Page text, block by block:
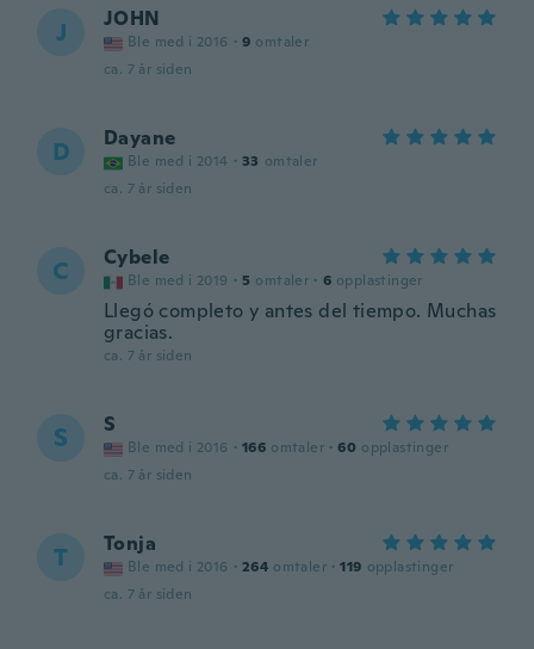
J JOHN
Ble med i 2016 · 9 omtaler
ca. 7 år siden
D Dayane
Ble med i 2014 · 33 omtaler
ca. 7 år siden
C Cybele
Ble med i 2019 · 5 omtaler · 6 opplastinger
Llegó completo y antes del tiempo. Muchas
gracias.
ca. 7 år siden
S S
Ble med i 2016 · 166 omtaler · 60 opplastinger
ca. 7 år siden
T Tonja
Ble med i 2016 · 264 omtaler · 119 opplastinger
ca. 7 år siden